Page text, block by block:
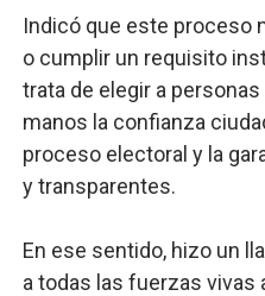
Indicó que este proceso
o cumplir un requisito
trata de elegir a
manos la confianza
proceso electoral y la
y transparentes.
En ese sentido, hizo un
a todas las fuerzas vivas